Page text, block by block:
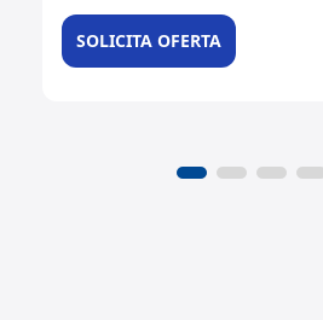
SOLICITA OFERTA